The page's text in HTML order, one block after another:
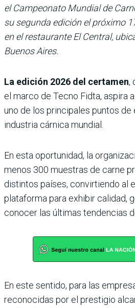
el Campeonato Mundial de
su segunda edición el próximo
en el restaurante El Central,
Buenos Aires.
La edición 2026 del certamen,
el marco de Tecno Fidta, aspira
uno de los principales puntos de
industria cárnica mundial.
En esta oportunidad, la
menos 300 muestras de carne
distintos países, convirtiendo al
plataforma para exhibir calidad,
conocer las últimas tendencias
En este sentido, para las
reconocidas por el prestigio